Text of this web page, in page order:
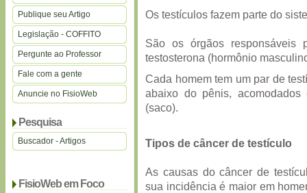
Publique seu Artigo
Legislação - COFFITO
Pergunte ao Professor
Fale com a gente
Anuncie no FisioWeb
Pesquisa
Buscador - Artigos
FisioWeb em Foco
Os testículos fazem parte do
São os órgãos responsáveis
testosterona (hormônio
Cada homem tem um par de
abaixo do pênis,
(saco).
Tipos de câncer de testículo
As causas do câncer de
sua incidência é maior em